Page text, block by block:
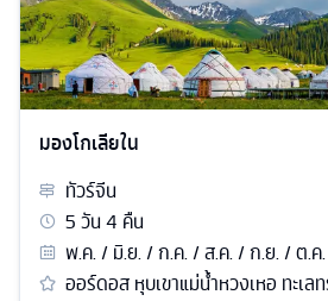
มองโกเลียใน
ทัวร์จีน
5วัน4 คืน
พ.ค. / มิ.ย. / ก.ค. / ส.ค. / ก.ย. / ต.ค.
ออร์ดอส หุบเขาแม่น้ำหวงเหอ ทะเล